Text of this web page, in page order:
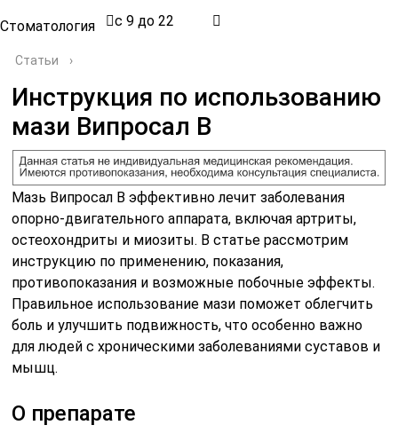
Стоматология с 9 до 22
Статьи ›
Инструкция по использованию
мази Випросал В
Мазь Випросал В эффективно лечит заболевания
опорно-двигательного аппарата, включая артриты,
остеохондриты и миозиты. В статье рассмотрим
инструкцию по применению, показания,
противопоказания и возможные побочные эффекты.
Правильное использование мази поможет облегчить
боль и улучшить подвижность, что особенно важно
для людей с хроническими заболеваниями суставов и
мышц.
О препарате